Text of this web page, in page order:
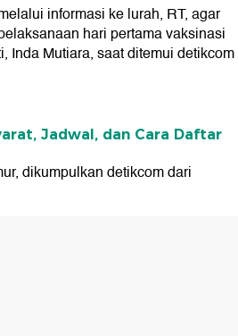
informasi ke lurah, RT, agar
hari pertama vaksinasi
Inda Mutiara, saat ditemui detikcom
Jadwal, dan Cara Daftar
dikumpulkan detikcom dari